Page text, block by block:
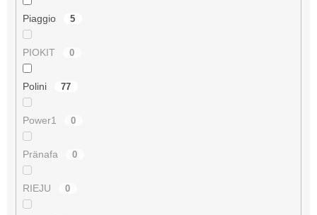
Piaggio 5
PIOKIT 0
Polini 77
Power1 0
Pränafa 0
RIEJU 0